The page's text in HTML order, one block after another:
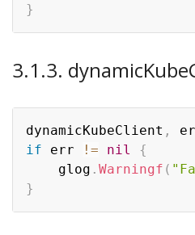
}
3.1.3.
dynamicKubeClient ,
if err != nil
{
	glog
. Warningf (
}